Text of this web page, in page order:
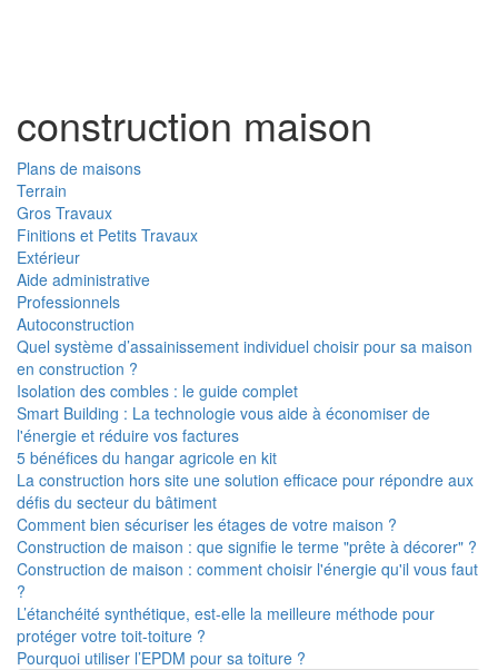
construction maison
Plans de maisons
Terrain
Gros Travaux
Finitions et Petits Travaux
Extérieur
Aide administrative
Professionnels
Autoconstruction
Quel système d’assainissement individuel choisir pour sa maison
en construction ?
Isolation des combles : le guide complet
Smart Building : La technologie vous aide à économiser de
l'énergie et réduire vos factures
5 bénéfices du hangar agricole en kit
La construction hors site une solution efficace pour répondre aux
défis du secteur du bâtiment
Comment bien sécuriser les étages de votre maison ?
Construction de maison : que signifie le terme "prête à décorer" ?
Construction de maison : comment choisir l'énergie qu'il vous faut
?
L’étanchéité synthétique, est-elle la meilleure méthode pour
protéger votre toit-toiture ?
Pourquoi utiliser l’EPDM pour sa toiture ?